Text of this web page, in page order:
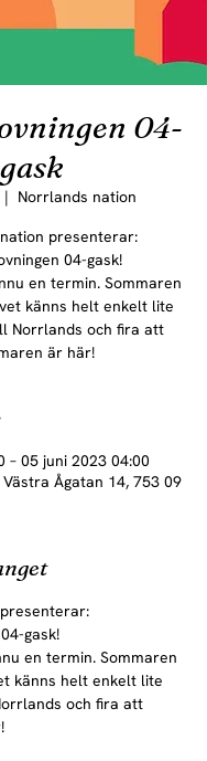
04-
gask
|
Norrlands nation
presenterar:
04-gask!
en termin. Sommaren
känns helt enkelt lite
Norrlands och fira att
är här!
– 05 juni 2023 04:00
Ågatan 14, 753 09
gask!
en termin. Sommaren
känns helt enkelt lite
och fira att